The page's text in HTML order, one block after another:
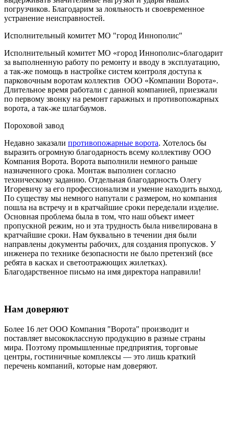
погрузчиков. Благодарим за лояльность и своевременное
устранение неисправностей.
Исполнительный комитет МО "город Иннополис"
Исполнительный комитет МО «город Иннополис»благодарит
за выполненную работу по ремонту и вводу в эксплуатацию,
а так-же помощь в настройке систем контроля доступа к
парковочным воротам коллектив ООО «Компании Ворота».
Длительное время работали с данной компанией, приезжали
по первому звонку на ремонт гаражных и противопожарных
ворота, а так-же шлагбаумов.
Пороховой завод
Недавно заказали противопожарные ворота. Хотелось бы
выразить огромную благодарность всему коллективу ООО
Компания Ворота. Ворота выполнили немного раньше
назначенного срока. Монтаж выполнен согласно
техническому заданию. Отдельная благодарность Олегу
Игоревичу за его профессионализм и умение находить выход.
По существу мы немного напутали с размером, но компания
пошла на встречу и в кратчайшие сроки переделали изделие.
Основная проблема была в том, что наш объект имеет
пропускной режим, но и эта трудность была нивелирована в
кратчайшие сроки. Нам буквально в течении дня были
направлены документы рабочих, для создания пропусков. У
инженера по технике безопасности не было претензий (все
ребята в касках и светоотражющих жилетках).
Благодарственное письмо на имя директора направили!
Нам доверяют
Более 16 лет ООО Компания "Ворота" производит и
поставляет высококлассную продукцию в разные страны
мира. Поэтому промышленные предприятия, торговые
центры, гостиничные комплексы — это лишь краткий
перечень компаний, которые нам доверяют.